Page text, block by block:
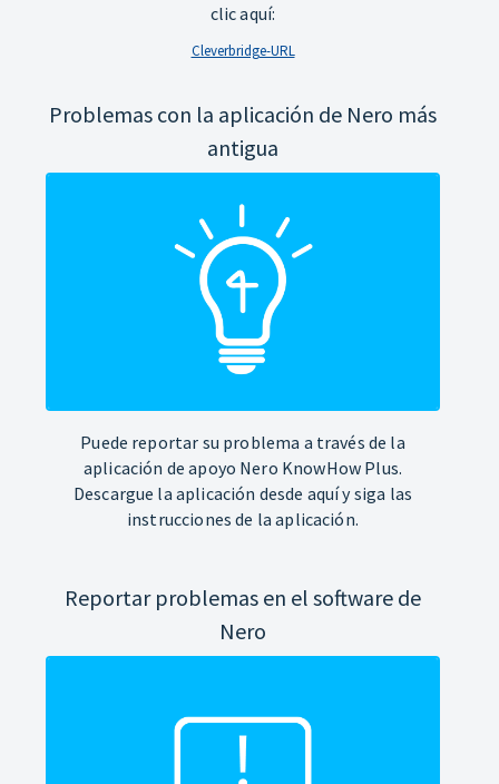
clic aquí:
Cleverbridge-URL
Problemas con la aplicación de Nero más
antigua
Puede reportar su problema a través de la
aplicación de apoyo Nero KnowHow Plus.
Descargue la aplicación desde aquí y siga las
instrucciones de la aplicación.
Reportar problemas en el software de
Nero